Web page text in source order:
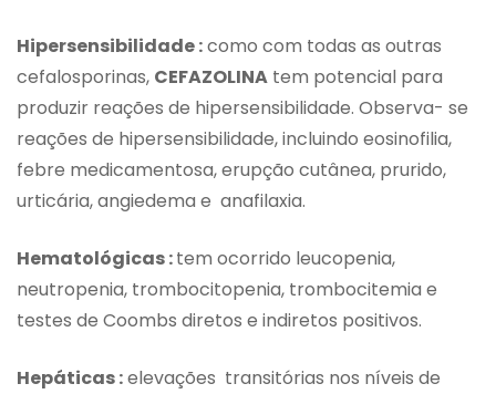
Hipersensibilidade :como com todas as outras
cefalosporinas, CEFAZOLINA tem potencial para
produzir reações de hipersensibilidade. Observa- se
reações de hipersensibilidade, incluindo eosinofilia,
febre medicamentosa, erupção cutânea, prurido,
urticária, angiedema e anafilaxia.
Hematológicas :tem ocorrido leucopenia,
neutropenia, trombocitopenia, trombocitemia e
testes de Coombs diretos e indiretos positivos.
Hepáticas :elevações transitórias nos níveis de